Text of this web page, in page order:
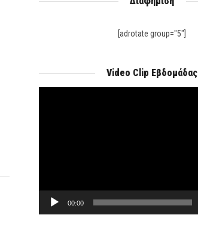
[adrotate group="5"]
Video Clip Εβδομάδας
00:00